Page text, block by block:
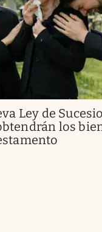
Ley de
los